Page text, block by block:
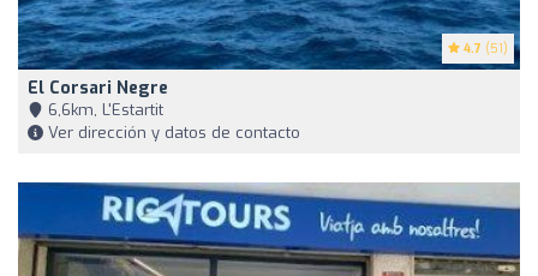
4.7 (51)
El Corsari Negre
6,6km, L'Estartit
Ver dirección y datos de contacto